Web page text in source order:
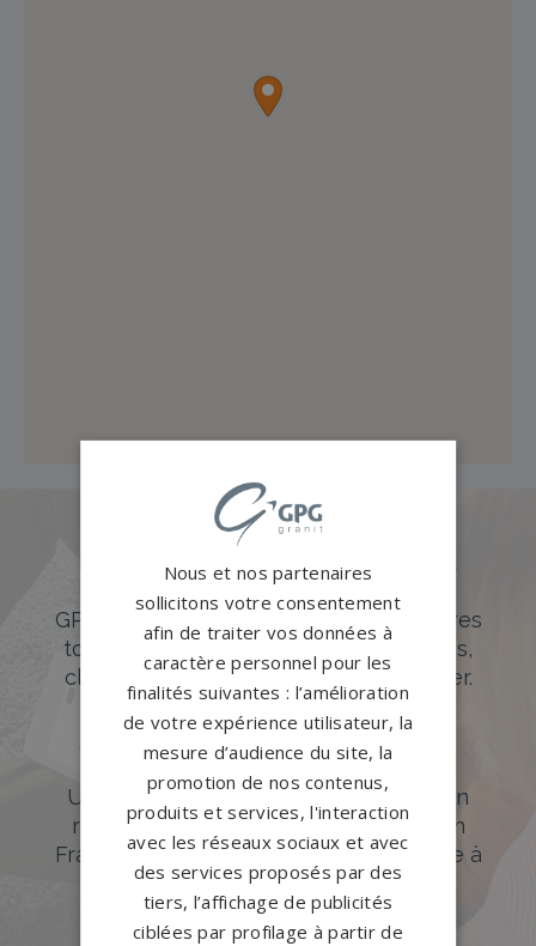
Des pierres tombales uniques et
originales
GPG Granit offre un large choix de pierres
tombales en granit de styles modernes,
classiques ou originales à personnaliser.
DÉCOUVREZ NOTRE CATALOGUE
Accompagnement sur-mesure
Un accompagnement sur mesure et un
réseau de 1200 partenaires partout en
France. Personnalisation avancée grâce à
notre configurateur 3D en ligne.
PERSONNALISEZ VOTRE MONUMENT
Nous et nos partenaires
sollicitons votre consentement
afin de traiter vos données à
caractère personnel pour les
finalités suivantes : l’amélioration
de votre expérience utilisateur, la
mesure d’audience du site, la
promotion de nos contenus,
produits et services, l'interaction
avec les réseaux sociaux et avec
des services proposés par des
tiers, l’affichage de publicités
ciblées par profilage à partir de